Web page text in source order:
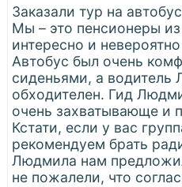
Заказали тур на
Мы – это пенсионеры
интересно и
Автобус был очень
сиденьями, а водитель
обходителен. Гид
очень захватывающе и
Кстати, если у вас
рекомендуем брать
Людмила нам
не пожалели, что